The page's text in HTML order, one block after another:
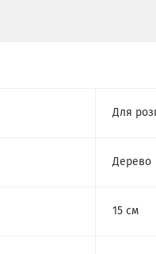
Для
Дерево
15 см